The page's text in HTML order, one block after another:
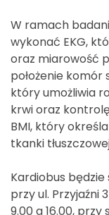
W ramach
wykonać EKG,
oraz miarowość
położenie
który umożliwia
krwi oraz
BMI, który
tkanki
Kardiobus będzie
przy ul. Przyjaźni
9.00 a 16.00,